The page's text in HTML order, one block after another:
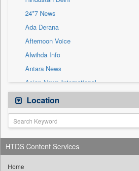
Sec
Solicitation
24*7 News
Ada Derana
Afternoon Voice
Alwihda Info
Antara News
Asian News International
Astro Devam
Australian Government News
Autox
Bis Research
Bana Africa Gossips
Location
HTDS Content Services
Home